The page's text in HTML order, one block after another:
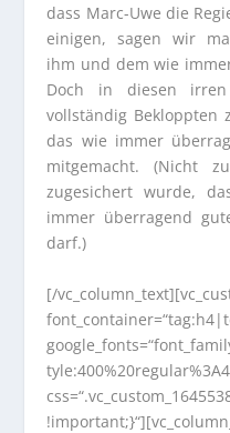
dass Marc-Uwe die
einigen, sagen wir
ihm und dem wie
Doch in diesen
vollständig Bekloppten
das wie immer
mitgemacht. (Nicht
zugesichert wurde,
immer überragend
darf.)
[/